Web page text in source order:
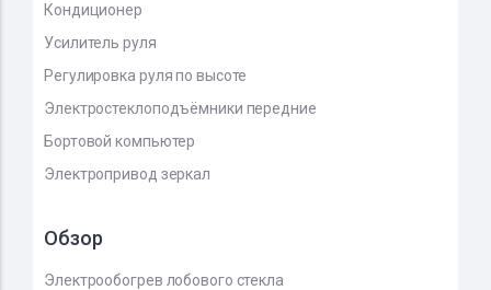
Кондиционер
Усилитель руля
Регулировка руля по высоте
Электростеклоподъёмники передние
Бортовой компьютер
Электропривод зеркал
Обзор
Электрообогрев лобового стекла